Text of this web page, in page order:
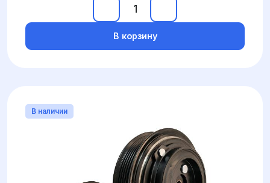
В корзину
В наличии